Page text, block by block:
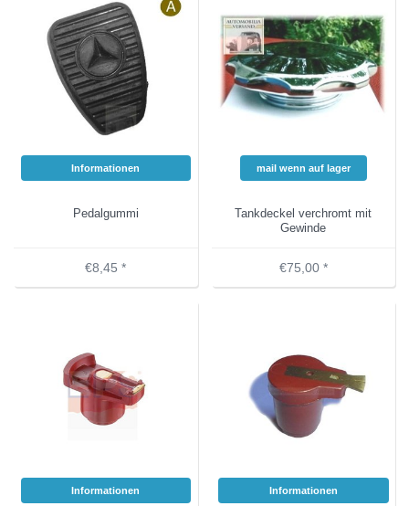
Informationen
Pedalgummi
€8,45 *
mail wenn auf lager
Tankdeckel verchromt mit
Gewinde
€75,00 *
Informationen Informationen